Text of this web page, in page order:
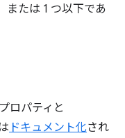
または 1 つ以下であ
ロパティと
ドキュメント化され